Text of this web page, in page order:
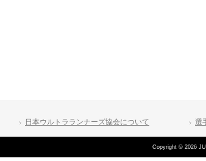
日本ウルトラランナーズ協会について 選
Copyright © 2026